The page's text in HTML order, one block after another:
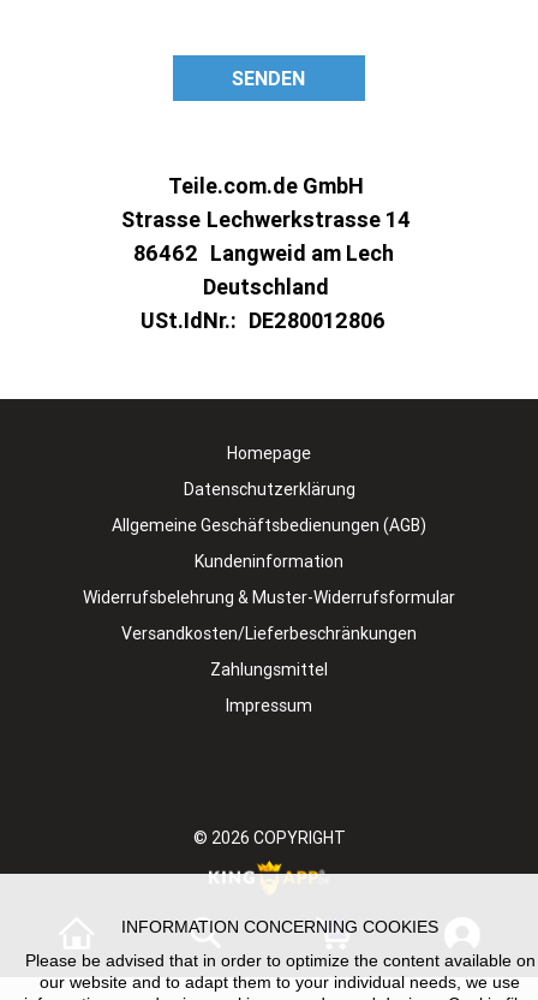
SENDEN
Teile.com.de GmbH
Strasse Lechwerkstrasse 14
86462 Langweid am Lech
Deutschland
USt.IdNr.: DE280012806
Homepage
Datenschutzerklärung
Allgemeine Geschäftsbedienungen (AGB)
Kundeninformation
Widerrufsbelehrung & Muster-Widerrufsformular
Versandkosten/Lieferbeschränkungen
Zahlungsmittel
Impressum
© 2026 COPYRIGHT
0
INFORMATION CONCERNING COOKIES
Please be advised that in order to optimize the content available on
our website and to adapt them to your individual needs, we use